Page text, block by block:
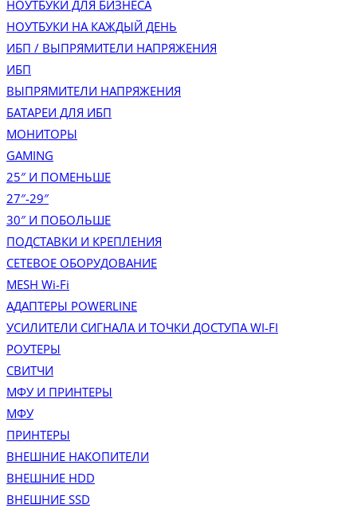
НОУТБУКИ ДЛЯ БИЗНЕСА
НОУТБУКИ НА КАЖДЫЙ ДЕНЬ
ИБП / ВЫПРЯМИТЕЛИ НАПРЯЖЕНИЯ
ИБП
ВЫПРЯМИТЕЛИ НАПРЯЖЕНИЯ
БАТАРЕИ ДЛЯ ИБП
МОНИТОРЫ
GAMING
25″ И ПОМЕНЬШЕ
27″-29″
30″ И ПОБОЛЬШЕ
ПОДСТАВКИ И КРЕПЛЕНИЯ
СЕТЕВОЕ ОБОРУДОВАНИЕ
MESH Wi-Fi
АДАПТЕРЫ POWERLINE
УСИЛИТЕЛИ СИГНАЛА И ТОЧКИ ДОСТУПА WI‑FI
РОУТЕРЫ
СВИТЧИ
МФУ И ПРИНТЕРЫ
МФУ
ПРИНТЕРЫ
ВНЕШНИЕ НАКОПИТЕЛИ
ВНЕШНИЕ HDD
ВНЕШНИЕ SSD